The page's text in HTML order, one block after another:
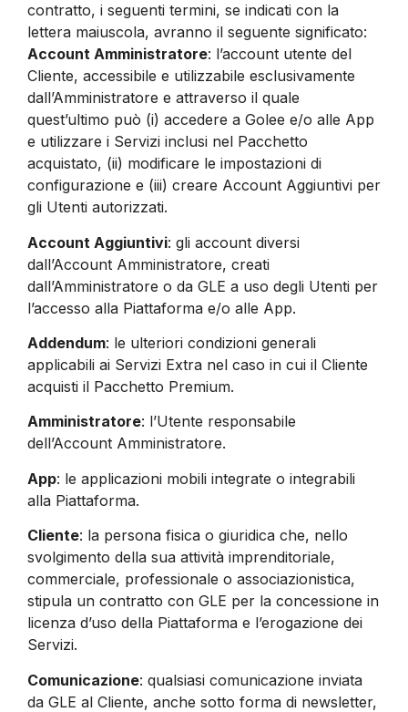
contratto, i seguenti termini, se indicati con la
lettera maiuscola, avranno il seguente significato:
Account Amministratore: l’account utente del
Cliente, accessibile e utilizzabile esclusivamente
dall’Amministratore e attraverso il quale
quest’ultimo può (i) accedere a Golee e/o alle App
e utilizzare i Servizi inclusi nel Pacchetto
acquistato, (ii) modificare le impostazioni di
configurazione e (iii) creare Account Aggiuntivi per
gli Utenti autorizzati.
Account Aggiuntivi: gli account diversi
dall’Account Amministratore, creati
dall’Amministratore o da GLE a uso degli Utenti per
l’accesso alla Piattaforma e/o alle App.
Addendum: le ulteriori condizioni generali
applicabili ai Servizi Extra nel caso in cui il Cliente
acquisti il Pacchetto Premium.
Amministratore: l’Utente responsabile
dell’Account Amministratore.
App: le applicazioni mobili integrate o integrabili
alla Piattaforma.
Cliente: la persona fisica o giuridica che, nello
svolgimento della sua attività imprenditoriale,
commerciale, professionale o associazionistica,
stipula un contratto con GLE per la concessione in
licenza d’uso della Piattaforma e l’erogazione dei
Servizi.
Comunicazione: qualsiasi comunicazione inviata
da GLE al Cliente, anche sotto forma di newsletter,